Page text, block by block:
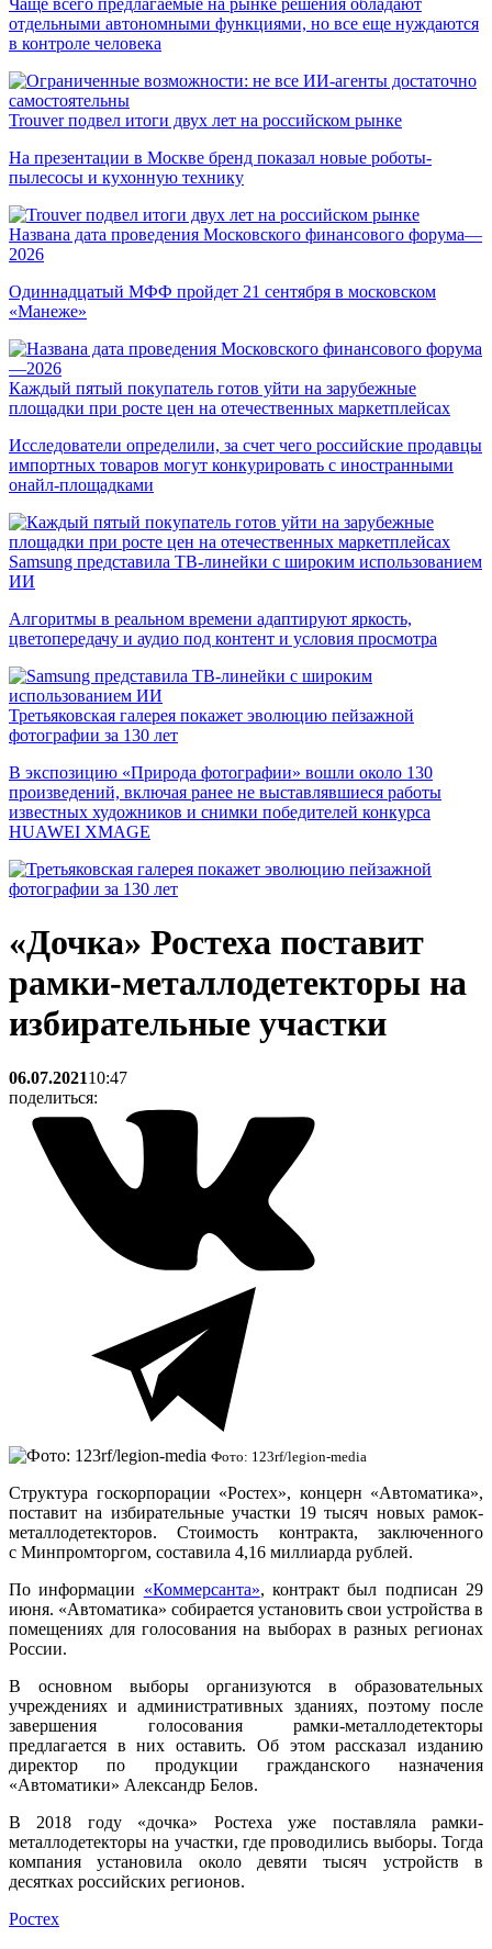
Чаще всего предлагаемые на рынке решения обладают
отдельными автономными функциями, но все еще нуждаются
в контроле человека
Trouver подвел итоги двух лет на российском рынке
На презентации в Москве бренд показал новые роботы-
пылесосы и кухонную технику
Названа дата проведения Московского финансового форума—
2026
Одиннадцатый МФФ пройдет 21 сентября в московском
«Манеже»
Каждый пятый покупатель готов уйти на зарубежные
площадки при росте цен на отечественных маркетплейсах
Исследователи определили, за счет чего российские продавцы
импортных товаров могут конкурировать с иностранными
онайл-площадками
Samsung представила ТВ-линейки с широким использованием
ИИ
Алгоритмы в реальном времени адаптируют яркость,
цветопередачу и аудио под контент и условия просмотра
Третьяковская галерея покажет эволюцию пейзажной
фотографии за 130 лет
В экспозицию «Природа фотографии» вошли около 130
произведений, включая ранее не выставлявшиеся работы
известных художников и снимки победителей конкурса
HUAWEI XMAGE
«Дочка» Ростеха поставит
рамки-металлодетекторы на
избирательные участки
06.07.202110:47
поделиться:
Фото: 123rf/legion-media
Структура госкорпорации «Ростех», концерн «Автоматика»,
поставит на избирательные участки 19 тысяч новых рамок-
металлодетекторов. Стоимость контракта, заключенного
с Минпромторгом, составила 4,16 миллиарда рублей.
По информации «Коммерсанта», контракт был подписан 29
июня. «Автоматика» собирается установить свои устройства в
помещениях для голосования на выборах в разных регионах
России.
В основном выборы организуются в образовательных
учреждениях и административных зданиях, поэтому после
завершения голосования рамки-металлодетекторы
предлагается в них оставить. Об этом рассказал изданию
директор по продукции гражданского назначения
«Автоматики» Александр Белов.
В 2018 году «дочка» Ростеха уже поставляла рамки-
металлодетекторы на участки, где проводились выборы. Тогда
компания установила около девяти тысяч устройств в
десятках российских регионов.
Ростех